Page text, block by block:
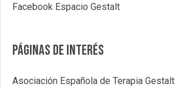
Facebook Espacio Gestalt
Páginas de interés
Asociación Española de Terapia Gestalt